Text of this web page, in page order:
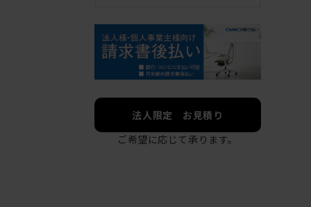
法人限定 お見積り
ご希望に応じて承ります。